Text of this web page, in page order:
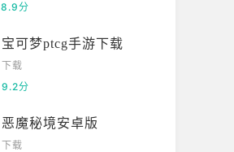
8.9分
宝可梦ptcg手游下载
下载
9.2分
恶魔秘境安卓版
下载